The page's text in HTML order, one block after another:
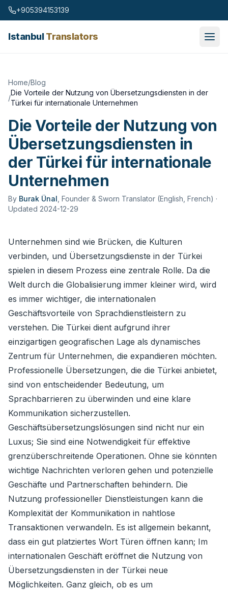
Skip to content
+905394153139
IstanbulTranslators
Home/Blog
/
Die Vorteile der Nutzung von Übersetzungsdiensten in der
Türkei für internationale Unternehmen
Die Vorteile der Nutzung von
Übersetzungsdiensten in
der Türkei für internationale
Unternehmen
By Burak Ünal Founder & Sworn Translator (English, French) ·
Updated 2024-12-29
Unternehmen sind wie Brücken, die Kulturen
verbinden, und Übersetzungsdienste in der Türkei
spielen in diesem Prozess eine zentrale Rolle. Da die
Welt durch die Globalisierung immer kleiner wird, wird
es immer wichtiger, die internationalen
Geschäftsvorteile von Sprachdienstleistern zu
verstehen. Die Türkei dient aufgrund ihrer
einzigartigen geografischen Lage als dynamisches
Zentrum für Unternehmen, die expandieren möchten.
Professionelle Übersetzungen, die die Türkei anbietet,
sind von entscheidender Bedeutung, um
Sprachbarrieren zu überwinden und eine klare
Kommunikation sicherzustellen.
Geschäftsübersetzungslösungen sind nicht nur ein
Luxus; Sie sind eine Notwendigkeit für effektive
grenzüberschreitende Operationen. Ohne sie könnten
wichtige Nachrichten verloren gehen und potenzielle
Geschäfte und Partnerschaften behindern. Die
Nutzung professioneller Dienstleistungen kann die
Komplexität der Kommunikation in nahtlose
Transaktionen verwandeln. Es ist allgemein bekannt,
dass ein gut platziertes Wort Türen öffnen kann; Im
internationalen Geschäft eröffnet die Nutzung von
Übersetzungsdiensten in der Türkei neue
Möglichkeiten. Ganz gleich, ob es um